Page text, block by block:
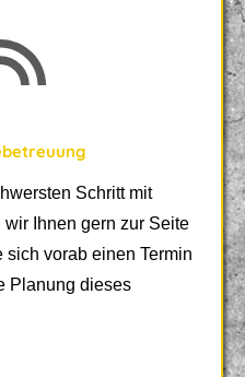
Schritt mit
wir Ihnen gern zur Seite
vorab einen Termin
Planung dieses